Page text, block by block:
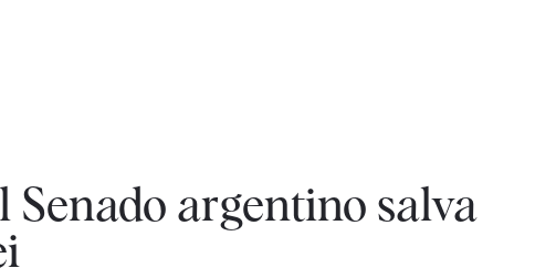
Senado argentino salva